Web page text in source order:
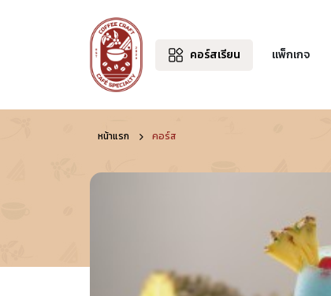
คอร์สเรียน แพ็กเกจ
หน้าแรก คอร์ส